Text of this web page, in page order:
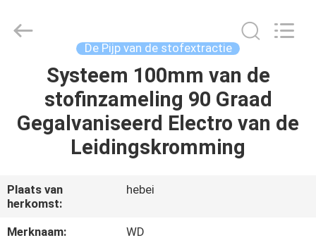
THUIS
PRODUCTEN
ONS
FABRIEKSTOCHT
WOODOO
TRADE
De Pijp van de stofextractie
Systeem 100mm van de
stofinzameling 90 Graad
Gegalvaniseerd Electro van de
Leidingskromming
Plaats van
herkomst:
hebei
Merknaam:
WD